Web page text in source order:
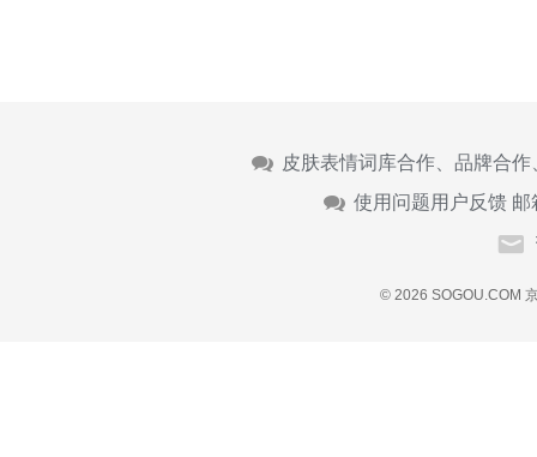
皮肤表情词库合作、品牌合
使用问题用户反馈 邮
© 2026 SOGOU.COM